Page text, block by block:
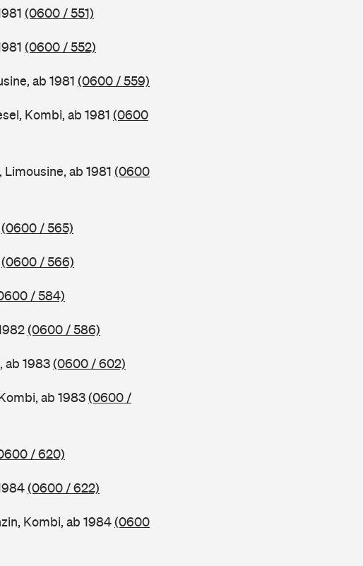
(0600 / 551)
(0600 / 552)
ab 1981 (0600 / 559)
Kombi, ab 1981 (0600
Limousine, ab 1981 (0600
(0600 / 565)
(0600 / 566)
/ 584)
(0600 / 586)
ab 1983(0600 / 602)
ab 1983(0600 /
/ 620)
(0600 / 622)
Kombi, ab 1984(0600